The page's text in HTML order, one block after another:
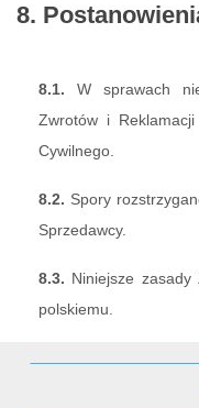
8.
8.1. W sprawach
Zwrotów i
Cywilnego.
8.2. Spory
Sprzedawcy.
8.3. Niniejsze
polskiemu.